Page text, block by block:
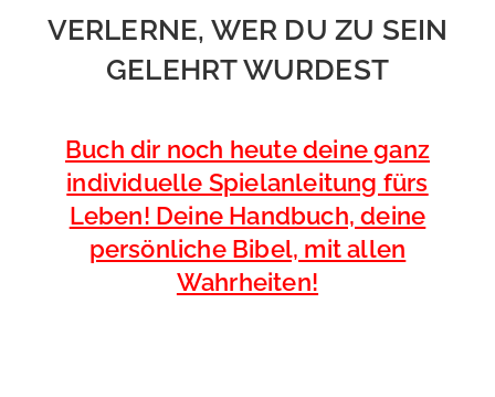
VERLERNE, WER DU ZU SEIN
GELEHRT WURDEST
Buch dir noch heute deine ganz
individuelle Spielanleitung fürs
Leben! Deine Handbuch, deine
persönliche Bibel, mit allen
Wahrheiten!